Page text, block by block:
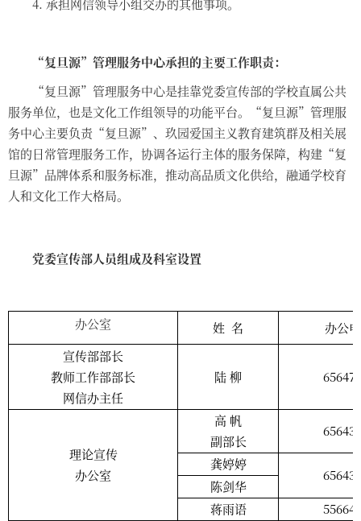
“复旦源”管理服务中心承担的主要工作职责：
“复旦源”管理服务中心是挂靠党委宣传部的学校直属公共
服务单位，也是文化工作组领导的功能平台。“复旦源”管理服
务中心主要负责“复旦源”、玖园爱国主义教育建筑群及相关展
馆的日常管理服务工作，协调各运行主体的服务保障，构建“复
旦源”品牌体系和服务标准，推动高品质文化供给，融通学校育
人和文化工作大格局。
党委宣传部人员组成及科室设置
办公室 姓 名
办公
宣传部部长
教师工作部部长
网信办主任
陆柳
理论宣传
办公室
高 帆
副部长
龚婷婷
陈剑华
蒋雨语